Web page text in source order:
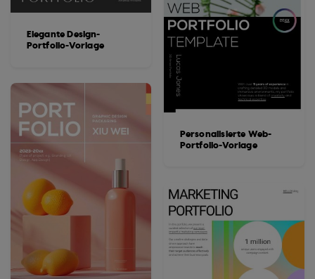
Elegante Design-
Portfolio-Vorlage
Personalisierte Web-
Portfolio-Vorlage